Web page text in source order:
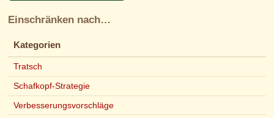
Einschränken nach…
Kategorien
Tratsch
Schafkopf-Strategie
Verbesserungsvorschläge